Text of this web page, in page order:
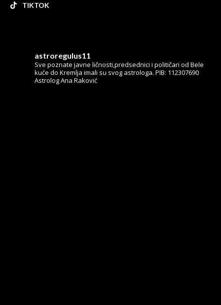
TIKTOK
astroregulus11
Sve poznate javne ličnosti,predsednici i političari od Bele
kuće do Kremlja imali su svog astrologa. PIB: 112307690
Astrolog Ana Raković